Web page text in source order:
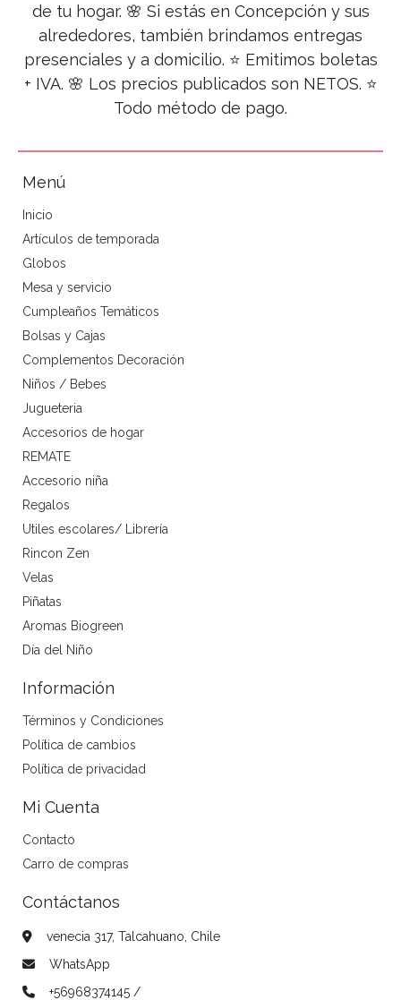
de tu hogar. 🌸 Si estás en Concepción y sus
alrededores, también brindamos entregas
presenciales y a domicilio. ⭐ Emitimos boletas
+ IVA. 🌸 Los precios publicados son NETOS. ⭐
Todo método de pago.
Menú
Inicio
Artículos de temporada
Globos
Mesa y servicio
Cumpleaños Temáticos
Bolsas y Cajas
Complementos Decoración
Niños / Bebes
Jugueteria
Accesorios de hogar
REMATE
Accesorio niña
Regalos
Utiles escolares/ Librería
Rincon Zen
Velas
Piñatas
Aromas Biogreen
Día del Niño
Información
Términos y Condiciones
Política de cambios
Política de privacidad
Mi Cuenta
Contacto
Carro de compras
Contáctanos
venecia 317, Talcahuano, Chile
WhatsApp
+56968374145 /